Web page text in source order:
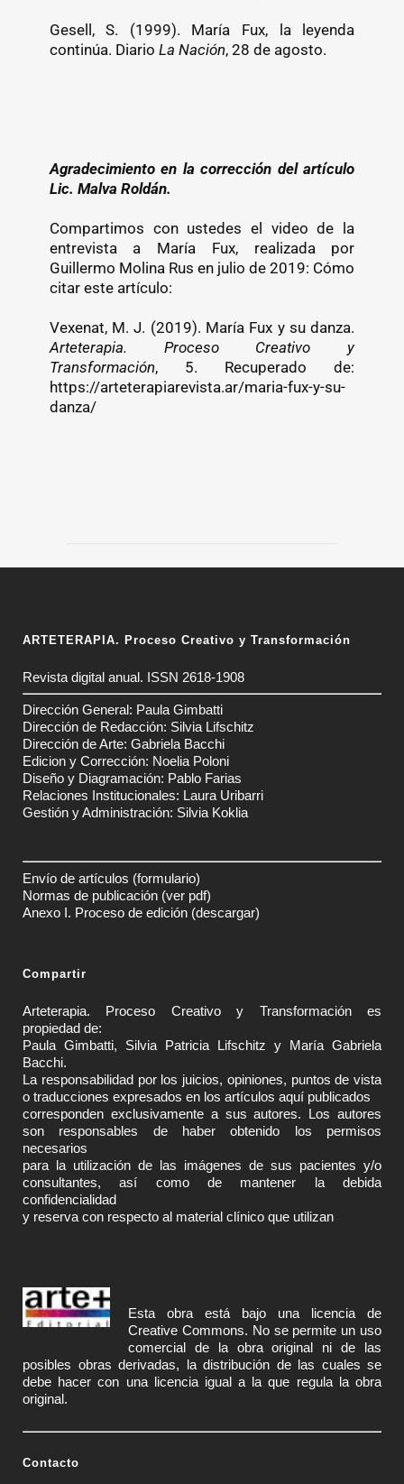
Gesell, S. (1999). María Fux, la leyenda
continúa. Diario La Nación, 28 de agosto.
Agradecimiento en la corrección del artículo
Lic. Malva Roldán.
Compartimos con ustedes el video de la
entrevista a María Fux, realizada por
Guillermo Molina Rus en julio de 2019: Cómo
citar este artículo:
Vexenat, M. J. (2019). María Fux y su danza.
Arteterapia. Proceso Creativo y
Transformación, 5. Recuperado de:
https://arteterapiarevista.ar/maria-fux-y-su-
danza/
ARTETERAPIA. Proceso Creativo y Transformación
Revista digital anual. ISSN 2618-1908
Dirección General: Paula Gimbatti
Dirección de Redacción: Silvia Lifschitz
Dirección de Arte: Gabriela Bacchi
Edicion y Corrección: Noelia Poloni
Diseño y Diagramación: Pablo Farias
Relaciones Institucionales: Laura Uribarri
Gestión y Administración: Silvia Koklia
Envío de artículos (formulario)
Normas de publicación (ver pdf)
Anexo I. Proceso de edición (descargar)
Compartir
Arteterapia. Proceso Creativo y Transformación es
propiedad de:
Paula Gimbatti, Silvia Patricia Lifschitz y María Gabriela
Bacchi.
La responsabilidad por los juicios, opiniones, puntos de vista
o traducciones expresados en los artículos aquí publicados
corresponden exclusivamente a sus autores. Los autores
son responsables de haber obtenido los permisos
necesarios
para la utilización de las imágenes de sus pacientes y/o
consultantes, así como de mantener la debida
confidencialidad
y reserva con respecto al material clínico que utilizan
Esta obra está bajo una licencia de
Creative Commons. No se permite un uso
comercial de la obra original ni de las
posibles obras derivadas, la distribución de las cuales se
debe hacer con una licencia igual a la que regula la obra
original.
Contacto